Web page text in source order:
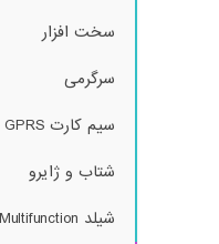
سخت افزار
سرگرمی
سیم کارت GSM – GPRS
شتاب و ژایرو
شیلد Multifunction